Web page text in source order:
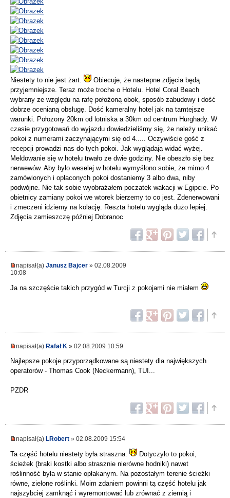
Niestety to nie jest żart.
Obiecuje, że nastepne zdjęcia będą
przyjemniejsze. Teraz może troche o Hotelu. Hotel Coral Beach
wybrany ze względu na rafę położoną obok, sposób zabudowy i dość
dobrze ocenianą obsługę. Dość kameralny hotel jak na tamtejsze
warunki. Położony 20km od lotniska a 30km od centrum Hurghady. W
czasie przygotowań do wyjazdu dowiedzieliśmy się, że należy unikać
pokoi z numerami zaczynającymi się od 4..... Oczywiście gość z
recepcji prowadzi nas do tych pokoi. Jak wyglądają widać wyżej.
Meldowanie się w hotelu trwało ze dwie godziny. Nie obeszło się bez
nerwewów. Aby było weselej w hotelu wymyślono sobie, że mimo 4
zamówionych i opłaconych pokoi dostaniemy 3 albo dwa, niby
podwójne. Nie tak sobie wyobrażałem poczatek wakacji w Egipcie. Po
obietnicy zamiany pokoi we wtorek bierzemy to co jest. Zdenerwowani
i zmeczeni idziemy na kolację. Reszta hotelu wygląda dużo lepiej.
Zdjęcia zamieszczę później Dobranoc
napisał(a) Janusz Bajcer » 02.08.2009
10:08
Ja na szczęście takich przygód w Turcji z pokojami nie miałem
napisał(a) Rafał K » 02.08.2009 10:59
Najlepsze pokoje przyporządkowane są niestety dla największych
operatorów - Thomas Cook (Neckermann), TUI...
PZDR
napisał(a) LRobert » 02.08.2009 15:54
Ta część hotelu niestety była straszna.
Dotyczyło to pokoi,
ścieżek (braki kostki albo strasznie nierówne hodniki) nawet
roślinność była w stanie opłakanym. Na pozostałym terenie ścieżki
równe, zielone roślinki. Moim zdaniem powinni tą część hotelu jak
najszybciej zamknąć i wyremontować lub zrównać z ziemią i